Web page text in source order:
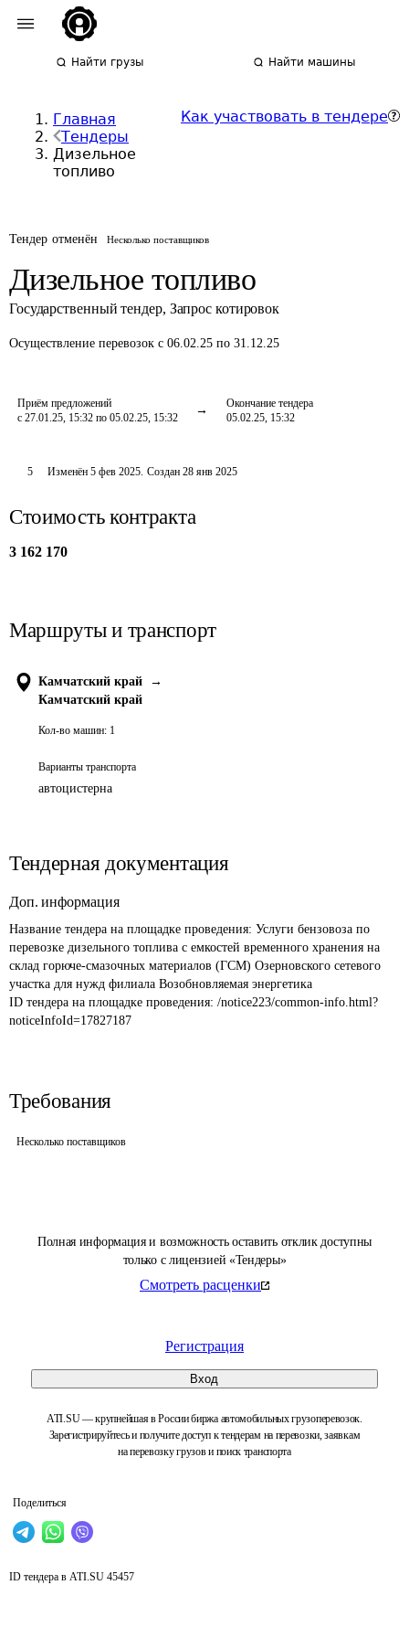
Найти грузы Найти машины
Главная
Тендеры
Дизельное
топливо
Как участвовать в тендере
Тендер отменён Несколько поставщиков
Дизельное топливо
Государственный тендер, Запрос котировок
Осуществление перевозок с 06.02.25 по 31.12.25
Приём предложений
с 27.01.25, 15:32 по 05.02.25, 15:32
Окончание тендера
05.02.25, 15:32
Полная информация и возможность оставить отклик доступны
только с лицензией «Тендеры»
Смотреть расценки
Регистрация
Вход
ATI.SU — крупнейшая в России биржа автомобильных грузоперевозок.
Зарегистрируйтесь и получите доступ к тендерам на перевозки, заявкам
на перевозку грузов и поиск транспорта
Поделиться
5 Изменён 5 фев 2025. Создан 28 янв 2025
Стоимость контракта
3 162 170
Маршруты и транспорт
Камчатский край
→
Камчатский край
Кол-во машин: 1
Варианты транспорта
автоцистерна
Тендерная документация
Доп. информация
Название тендера на площадке проведения: Услуги бензовоза по
перевозке дизельного топлива с емкостей временного хранения на
склад горюче-смазочных материалов (ГСМ) Озерновского сетевого
участка для нужд филиала Возобновляемая энергетика
ID тендера на площадке проведения: /notice223/common-info.html?
noticeInfoId=17827187
Требования
Несколько поставщиков
ID тендера в ATI.SU 45457